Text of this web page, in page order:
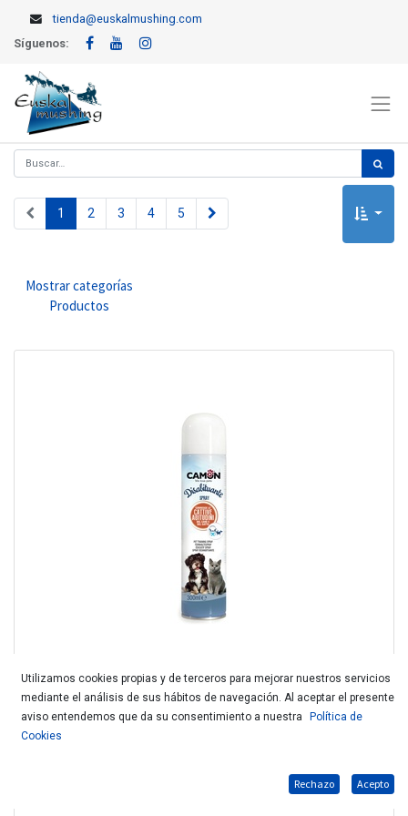
tienda@euskalmushing.com
Síguenos:
1 2 3 4 5
Mostrar categorías
Productos
CAMON SPRAY DESACOSTUMBRANTE 300 ML LA300
Utilizamos cookies propias y de terceros para mejorar nuestros servicios
mediante el análisis de sus hábitos de navegación. Al aceptar el presente
aviso entendemos que da su consentimiento a nuestra
Política de
Cookies
Rechazo Acepto